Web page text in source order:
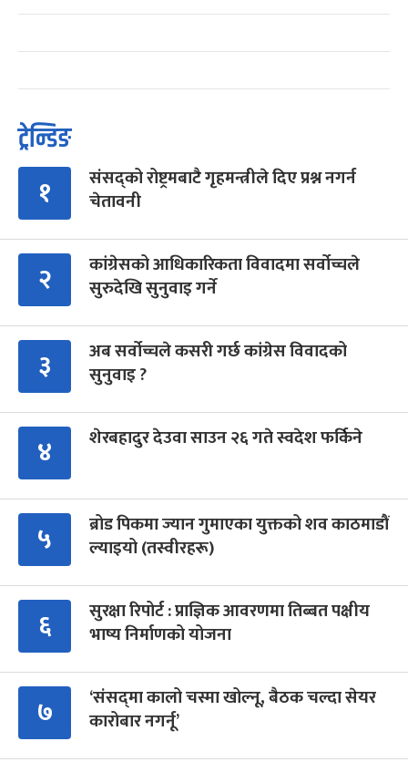
ट्रेन्डिङ
१
संसद्को रोष्ट्रमबाटै गृहमन्त्रीले दिए प्रश्न नगर्न
चेतावनी
२
कांग्रेसको आधिकारिकता विवादमा सर्वोच्चले
सुरुदेखि सुनुवाइ गर्ने
३
अब सर्वोच्चले कसरी गर्छ कांग्रेस विवादको
सुनुवाइ ?
४ शेरबहादुर देउवा साउन २६ गते स्वदेश फर्किने
५
ब्रोड पिकमा ज्यान गुमाएका युक्तको शव काठमाडौं
ल्याइयो (तस्वीरहरू)
६
सुरक्षा रिपोर्ट : प्राज्ञिक आवरणमा तिब्बत पक्षीय
भाष्य निर्माणको योजना
७
‘संसद्‍मा कालो चस्मा खोल्नू, बैठक चल्दा सेयर
कारोबार नगर्नू’